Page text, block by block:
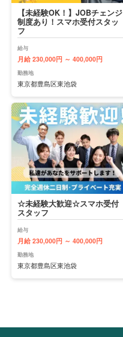
【未経験OK！】JOBチェンジ
制度あり！スマホ受付スタッ
フ
給与
月給 230,000円 ～ 400,000円
勤務地
東京都豊島区東池袋
☆未経験大歓迎☆スマホ受付
スタッフ
給与
月給 230,000円 ～ 400,000円
勤務地
東京都豊島区東池袋